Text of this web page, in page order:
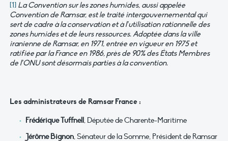
[1] La Convention sur les zones humides, aussi appelée
Convention de Ramsar, est le traité intergouvernemental qui
sert de cadre à la conservation et à l’utilisation rationnelle des
zones humides et de leurs ressources. Adoptée dans la ville
iranienne de Ramsar, en 1971, entrée en vigueur en 1975 et
ratifiée par la France en 1986, près de 90% des États Membres
de l’ONU sont désormais parties à la convention.
Les administrateurs de Ramsar France :
Frédérique Tuffnell, Députée de Charente-Maritime
Jérôme Bignon, Sénateur de la Somme, Président de Ramsar